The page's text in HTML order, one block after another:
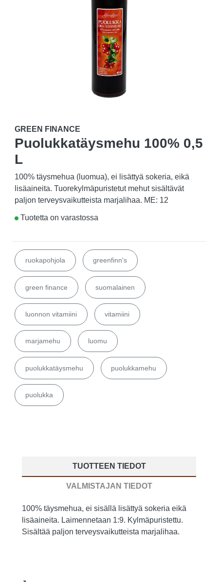
GREEN FINANCE
Puolukkatäysmehu 100% 0,5
L
100% täysmehua (luomua), ei lisättyä sokeria, eikä
lisäaineita. Tuorekylmäpuristetut mehut sisältävät
paljon terveysvaikutteista marjalihaa. ME: 12
Tuotetta on varastossa
ruokapohjola greenfinn's
green finance suomalainen
luonnon vitamiini vitamiini
marjamehu luomu
puolukkatäysmehu puolukkamehu
puolukka
TUOTTEEN TIEDOT
VALMISTAJAN TIEDOT
100% täysmehua, ei sisällä lisättyä sokeria eikä
lisäaineita. Laimennetaan 1:9. Kylmäpuristettu.
Sisältää paljon terveysvaikutteista marjalihaa.